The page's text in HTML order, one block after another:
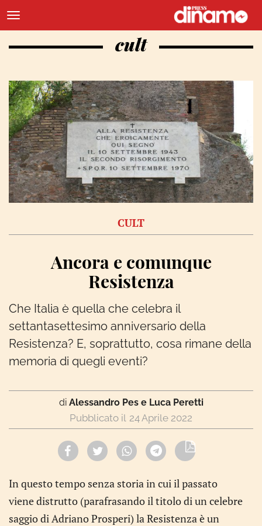
cult
CULT
Ancora e comunque
Resistenza
Che Italia è quella che celebra il
settantasettesimo anniversario della
Resistenza? E, soprattutto, cosa rimane della
memoria di quegli eventi?
di Alessandro Pes e Luca Peretti
24 Aprile 2022
In questo tempo senza storia in cui il passato
viene distrutto (parafrasando il titolo di un celebre
saggio di Adriano Prosperi) la Resistenza è un